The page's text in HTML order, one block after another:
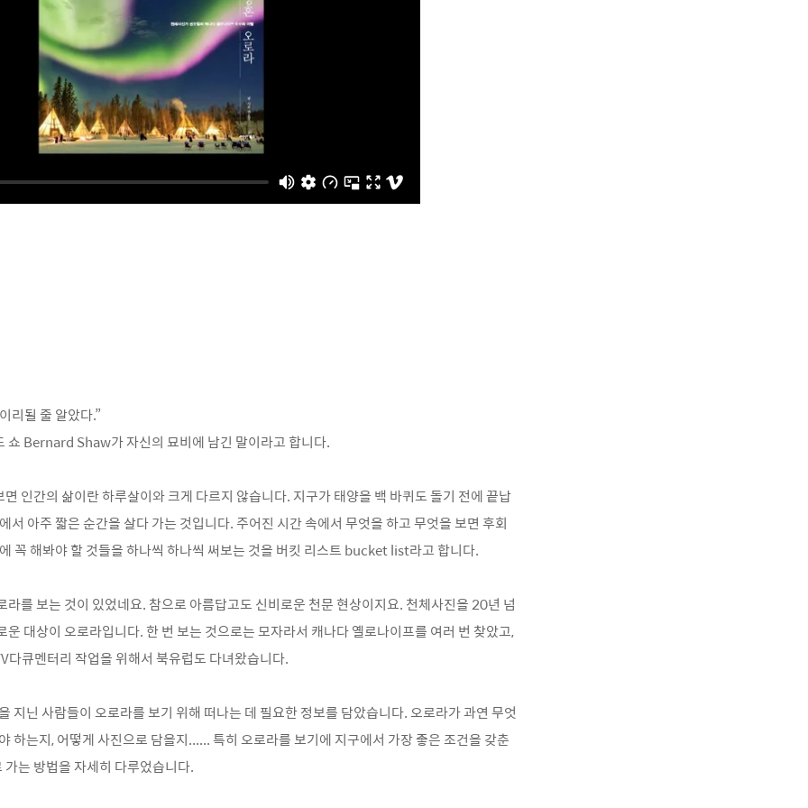
리될 줄 알았다.”
쇼 Bernard Shaw가 자신의 묘비에 남긴 말이라고 합니다.
인간의 삶이란 하루살이와 크게 다르지 않습니다. 지구가 태양을 백 바퀴도 돌기 전에 끝납
서 아주 짧은 순간을 살다 가는 것입니다. 주어진 시간 속에서 무엇을 하고 무엇을 보면 후회
꼭 해봐야 할 것들을 하나씩 하나씩 써보는 것을 버킷 리스트 bucket list라고 합니다.
라를 보는 것이 있었네요. 참으로 아름답고도 신비로운 천문 현상이지요. 천체사진을 20년 넘
운 대상이 오로라입니다. 한 번 보는 것으로는 모자라서 캐나다 옐로나이프를 여러 번 찾았고,
다큐멘터리 작업을 위해서 북유럽도 다녀왔습니다.
지닌 사람들이 오로라를 보기 위해 떠나는 데 필요한 정보를 담았습니다. 오로라가 과연 무엇
하는지, 어떻게 사진으로 담을지...... 특히 오로라를 보기에 지구에서 가장 좋은 조건을 갖춘
는 방법을 자세히 다루었습니다.